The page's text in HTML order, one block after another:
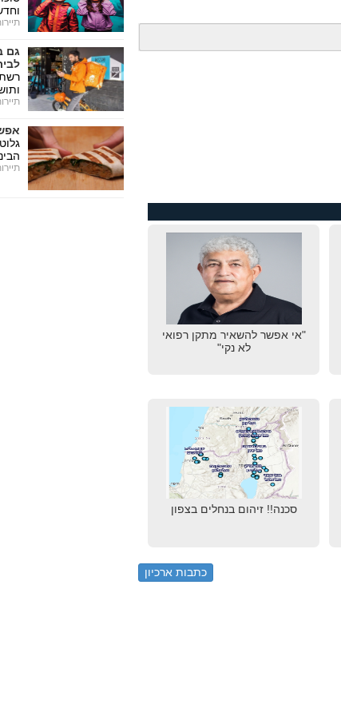
"אי אפשר להשאיר מתקן רפואי
לא נקי"
סכנה!! זיהום בנחלים בצפון
כתבות ארכיון
גם